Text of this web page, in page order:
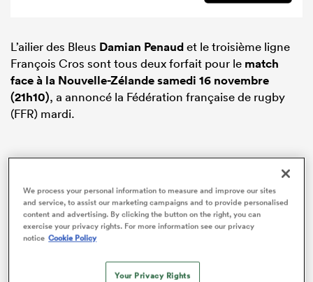
L’ailier des Bleus Damian Penaudet le troisième ligne
François Cros sont tous deux forfait pour le match
face à la Nouvelle-Zélande samedi 16 novembre
(21h10), a annoncé la Fédération française de rugby
(FFR) mardi.
We process your personal information to measure and improve our sites
and service, to assist our marketing campaigns and to provide personalised
content and advertising. By clicking the button on the right, you can
exercise your privacy rights. For more information see our privacy
notice Cookie Policy
Your Privacy Rights